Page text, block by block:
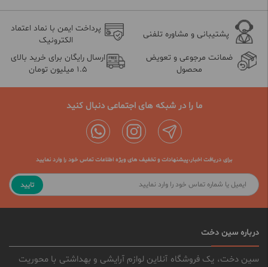
پشتیبانی و مشاوره تلفنی
پرداخت ایمن با نماد اعتماد
الکترونیک
ضمانت مرجوعی و تعویض
محصول
ارسال رایگان برای خرید بالای
1.5 میلیون تومان
ما را در شبکه های اجتماعی دنبال کنید
برای دریافت اخبار،پیشنهادات و تخفیف های ویژه اطلاعات تماس خود را وارد نمایید
تایید
درباره سین دخت
سین دخت، یک فروشگاه آنلاین لوازم آرایشی و بهداشتی با محوریت